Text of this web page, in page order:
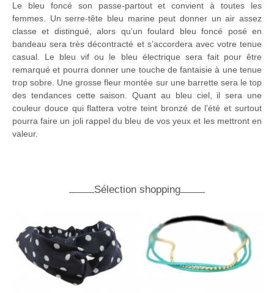
Le bleu foncé son passe-partout et convient à toutes les
femmes. Un serre-tête bleu marine peut donner un air assez
classe et distingué, alors qu’un foulard bleu foncé posé en
bandeau sera très décontracté et s’accordera avec votre tenue
casual. Le bleu vif ou le bleu électrique sera fait pour être
remarqué et pourra donner une touche de fantaisie à une tenue
trop sobre. Une grosse fleur montée sur une barrette sera le top
des tendances cette saison. Quant au bleu ciel, il sera une
couleur douce qui flattera votre teint bronzé de l’été et surtout
pourra faire un joli rappel du bleu de vos yeux et les mettront en
valeur.
Sélection shopping